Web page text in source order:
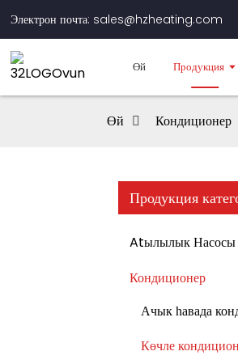
Электрон почта: sales@hzheating.com
Өй Продукция
Өй Кондиционер
Продукция
Atылылык Насосы
Кондиционер
Ачык һавада
Көчле